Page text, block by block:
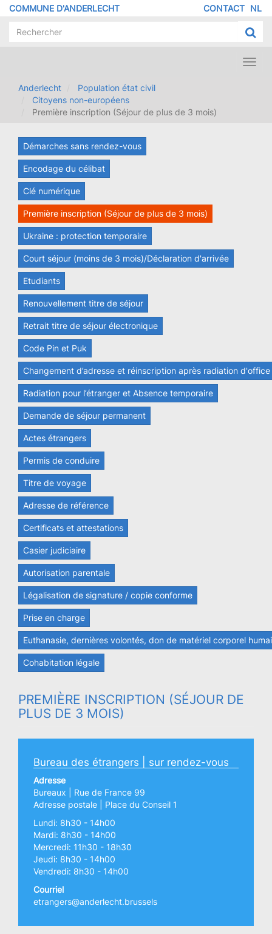
Aller
contenu
COMMUNE D'ANDERLECHT NL
DE
CONTACT
Anderlecht
Population état civil
Citoyens non-européens
Première inscription (Séjour de plus de 3 mois)
Démarches sans rendez-vous
Encodage du célibat
Clé numérique
Première inscription (Séjour de plus de 3 mois)
Ukraine : protection temporaire
Court séjour (moins de 3 mois)/Déclaration d'arrivée
Etudiants
Renouvellement titre de séjour
Retrait titre de séjour électronique
Code Pin et Puk
Changement d’adresse et réinscription après radiation d'office
Radiation pour l’étranger et Absence temporaire
Demande de séjour permanent
Actes étrangers
Permis de conduire
Titre de voyage
Adresse de référence
Certificats et attestations
Casier judiciaire
Autorisation parentale
Légalisation de signature / copie conforme
Prise en charge
Euthanasie, dernières volontés, don de matériel corporel
Cohabitation légale
PREMIÈRE INSCRIPTION (SÉJOUR DE
PLUS DE 3 MOIS)
Bureau des étrangers | sur rendez-vous
Adresse
Bureaux | Rue de France 99
Adresse postale | Place du Conseil 1
Lundi: 8h30 - 14h00
Mardi: 8h30 - 14h00
Mercredi: 11h30 - 18h30
Jeudi: 8h30 - 14h00
Vendredi: 8h30 - 14h00
Courriel
etrangers@anderlecht.brussels